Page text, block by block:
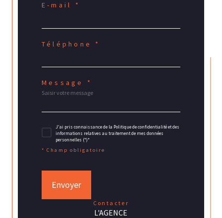
E-mail *
Téléphone *
Message *
J'ai pris connaissance de la Politique de confidentialité et des
informations relatives au traitement de mes données
personnelles (*)*
* Champ obligatoire
Envoyer
contacter
L'AGENCE